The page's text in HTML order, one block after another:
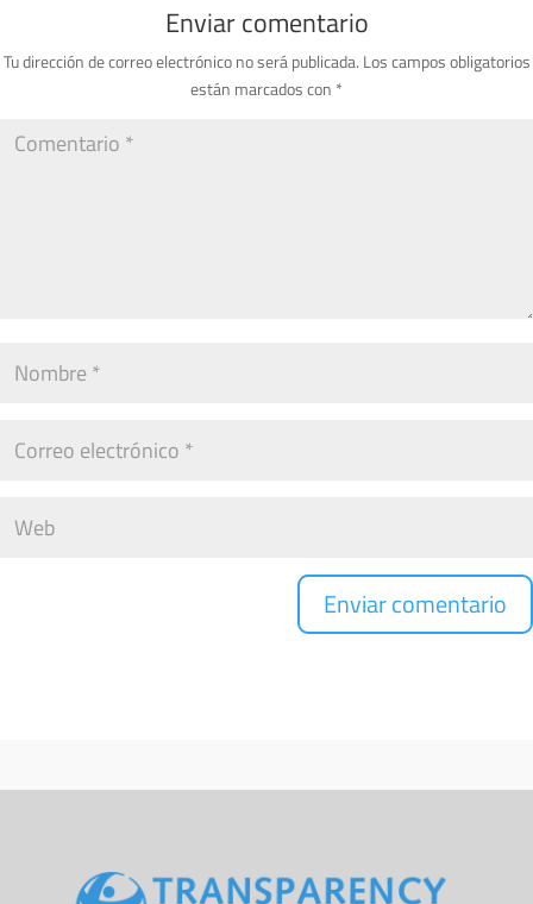
Enviar comentario
Tu dirección de correo electrónico no será publicada. Los campos obligatorios
están marcados con *